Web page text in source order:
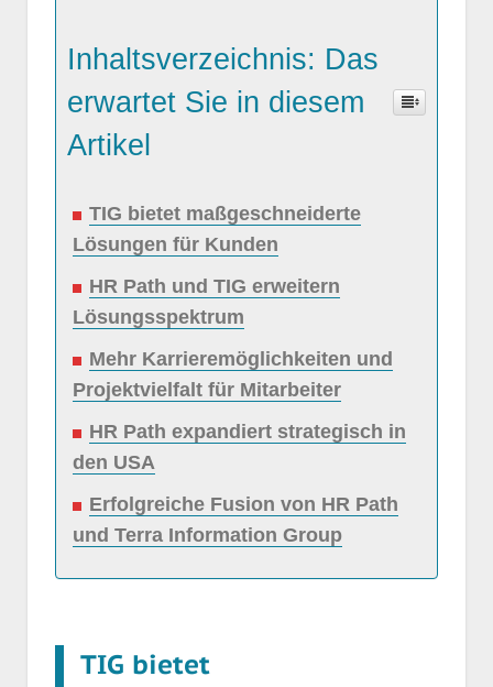
Inhaltsverzeichnis: Das
erwartet Sie in diesem
Artikel
TIG bietet maßgeschneiderte
Lösungen für Kunden
HR Path und TIG erweitern
Lösungsspektrum
Mehr Karrieremöglichkeiten und
Projektvielfalt für Mitarbeiter
HR Path expandiert strategisch in
den USA
Erfolgreiche Fusion von HR Path
und Terra Information Group
TIG bietet